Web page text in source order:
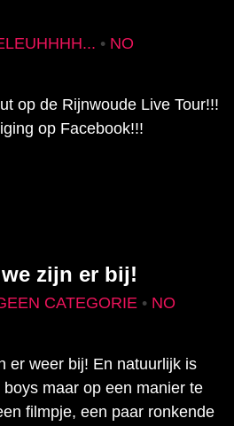
• NO
op de Rijnwoude Live Tour!!!
op Facebook!!!
zijn er bij!
CATEGORIE • NO
er weer bij! En natuurlijk is
maar op een manier te
filmpje, een paar ronkende